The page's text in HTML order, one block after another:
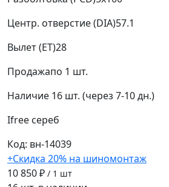
Центр. отверстие (DIA)57.1
Вылет (ET)28
Продажапо 1 шт.
Наличие 16 шт. (через 7-10 дн.)
Ifree сереб
Код: вн-14039
+Скидка 20% на шиномонтаж
10 850 ₽ / 1 шт